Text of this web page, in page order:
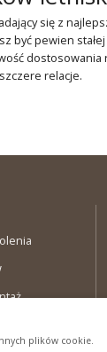
się z
pewien
relacje.
plików cookie.